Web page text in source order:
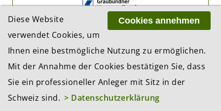
Cookies annehmen
Diese Website
verwendet Cookies, um
Ihnen eine bestmögliche Nutzung zu ermöglichen.
Mit der Annahme der Cookies bestätigen Sie, dass
Sie ein professioneller Anleger mit Sitz in der
Schweiz sind. > Datenschutzerklärung